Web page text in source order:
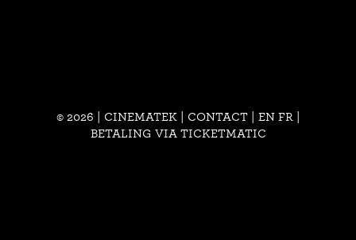
© 2026 | CINEMATEK | CONTACT| EN FR
BETALING VIA TICKETMATIC